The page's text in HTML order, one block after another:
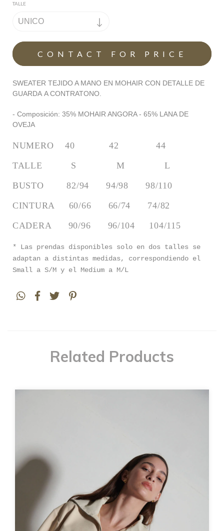
TALLE
SWEATER TEJIDO A MANO EN MOHAIR CON DETALLE DE
GUARDA A CONTRATONO.
- Composición: 35% MOHAIR ANGORA - 65% LANA DE
OVEJA
NUMERO    40            42             44
TALLE          S              M              L
BUSTO        82/94      94/98      98/110
CINTURA     60/66      66/74      74/82
CADERA      90/96      96/104     104/115
* Las prendas disponibles solo en dos talles se
adaptan a distintas medidas, correspondiendo el
Small a S/M y el Medium a M/L
Related Products